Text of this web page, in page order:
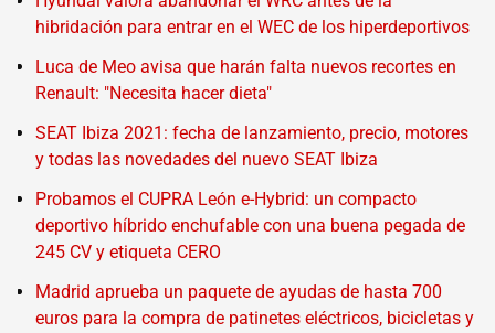
hibridación para entrar en el WEC de los hiperdeportivos
Luca de Meo avisa que harán falta nuevos recortes en
Renault: "Necesita hacer dieta"
SEAT Ibiza 2021: fecha de lanzamiento, precio, motores
y todas las novedades del nuevo SEAT Ibiza
Probamos el CUPRA León e-Hybrid: un compacto
deportivo híbrido enchufable con una buena pegada de
245 CV y etiqueta CERO
Madrid aprueba un paquete de ayudas de hasta 700
euros para la compra de patinetes eléctricos, bicicletas y